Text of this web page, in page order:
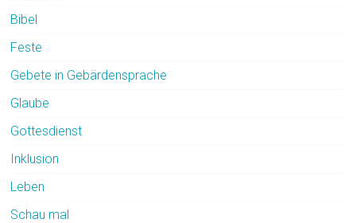
Bibel
Feste
Gebete in Gebärdensprache
Glaube
Gottesdienst
Inklusion
Leben
Schau mal